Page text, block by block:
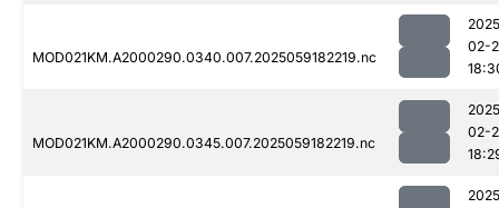
MOD021KM.A2000290.0340.007.2025059182219.nc
02-
MOD021KM.A2000290.0345.007.2025059182219.nc
02-